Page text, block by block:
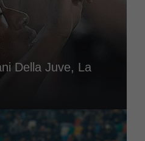
Della Juve, La